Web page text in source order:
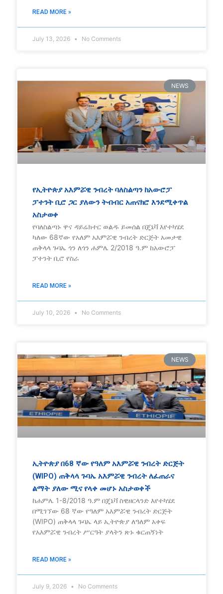
READ MORE »
July 13, 2026 No Comments
NEWS
የኢትዮጵያ አእምሯዊ ንብረት ባለስልጣን ከአውሮፓ
ፓተንት ቢሮ ጋር ያለውን ትብብር አጠናክሮ እንደሚቀጥል
አስታወቀ
የባለስልጣኑ ዋና ዳይሬክተር ወልዱ ይመሰል በጄኔቫ እየተካሄደ
ካለው 68ኛው የአለም አእምሯዊ ንብረት ድርጅት አመታዊ
ጠቅላላ ጉባኤ ጎን ለጎን ሐምሌ 2/2018 ዓ.ም ከአውሮፓ
ፓተንት ቢሮ የስራ
READ MORE »
July 10, 2026 No Comments
NEWS
ኢትዮጵያ በ68 ኛው የዓለም አእምሯዊ ንብረት ድርጅት
(WIPO) ጠቅላላ ጉባኤ አእምሯዊ ንብረት ለፈጠራና
ልማት ያለው ሚና የላቀ መሆኑ አስታወቀች
ከሐምሌ 1-8/2018 ዓ.ም በጄኔቫ ስዊዘርላንድ እየተካሄደ
በሚገኘው 68 ኛው የዓለም አእምሯዊ ንብረት ድርጅት
(WIPO) ጠቅላላ ጉባኤ ላይ ኢትዮጵያ ለዓለም አቀፍ
የአእምሯዊ ንብረት ሥርዓት ያላትን ጽኑ ቁርጠኝነት
READ MORE »
July 9, 2026 No Comments